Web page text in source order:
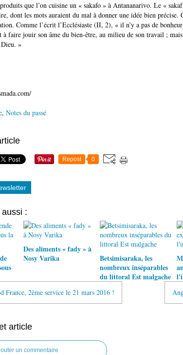
produits que l’on cuisine un « sakafo » à Antananarivo. Le «
dont les mots auraient du mal à donner une idée bien précise.
Comme l’écrit l’Ecclésiaste (II, 2), « il n’y a pas de
à faire jouir son âme du bien-être, au milieu de son travail ;
»
, Notes du passé
Repost 0
:
Des aliments « fady » à
Nosy Varika
Betsimisaraka, les
nombreux inséparables
du littoral Est malgache
France, 2ème service le 21 mars 2016 !
article
un commentaire